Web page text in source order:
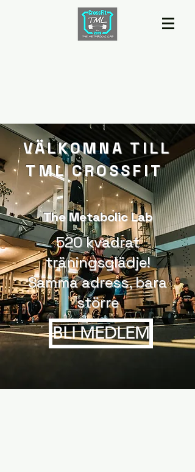
VÄLKOMNA TILL
TML CROSSFIT
The Metabolic Lab
520 kvadrat
träningsglädje!
Samma adress, bara
större
BLI MEDLEM